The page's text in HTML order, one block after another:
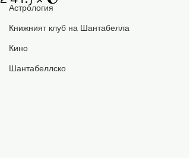
Астрология
Книжният клуб на Шантабелла
Кино
Шантабеллско